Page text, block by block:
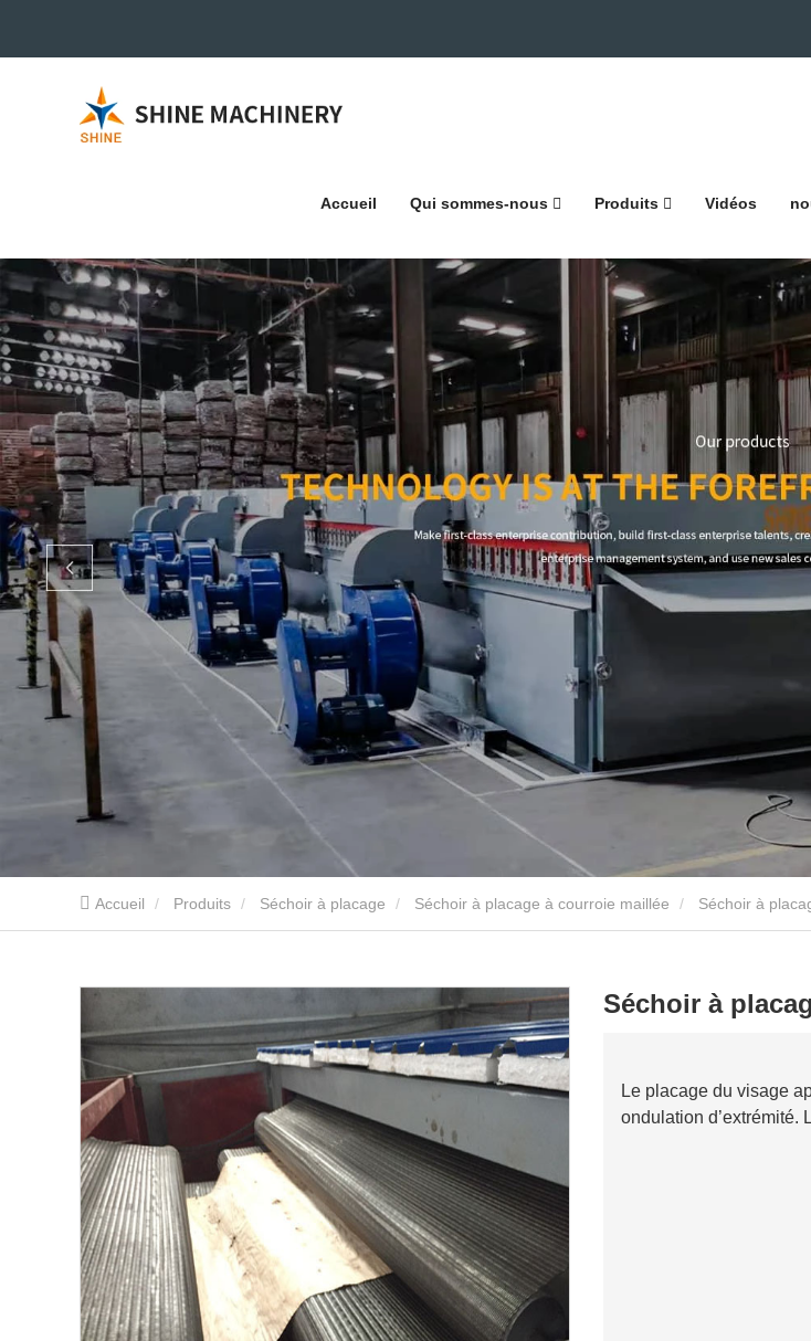
Accueil Qui sommes-nous Produits Vidéos
Accueil Produits Séchoir à placage Séchoir à placage à courroie maillée Séchoir à
Séchoir à
Le placage du visage
ondulation d’extrémité.